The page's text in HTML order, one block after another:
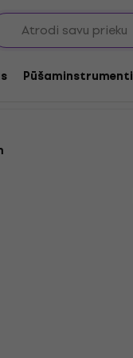
Pūšaminstrumenti